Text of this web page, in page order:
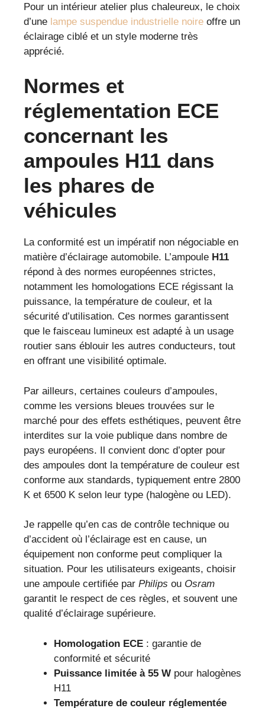
Pour un intérieur atelier plus chaleureux, le choix
d’une lampe suspendue industrielle noire offre un
éclairage ciblé et un style moderne très
apprécié.
Normes et
réglementation ECE
concernant les
ampoules H11 dans
les phares de
véhicules
La conformité est un impératif non négociable en
matière d’éclairage automobile. L’ampoule H11
répond à des normes européennes strictes,
notamment les homologations ECE régissant la
puissance, la température de couleur, et la
sécurité d’utilisation. Ces normes garantissent
que le faisceau lumineux est adapté à un usage
routier sans éblouir les autres conducteurs, tout
en offrant une visibilité optimale.
Par ailleurs, certaines couleurs d’ampoules,
comme les versions bleues trouvées sur le
marché pour des effets esthétiques, peuvent être
interdites sur la voie publique dans nombre de
pays européens. Il convient donc d’opter pour
des ampoules dont la température de couleur est
conforme aux standards, typiquement entre 2800
K et 6500 K selon leur type (halogène ou LED).
Je rappelle qu’en cas de contrôle technique ou
d’accident où l’éclairage est en cause, un
équipement non conforme peut compliquer la
situation. Pour les utilisateurs exigeants, choisir
une ampoule certifiée par Philips ou Osram
garantit le respect de ces règles, et souvent une
qualité d’éclairage supérieure.
Homologation ECE : garantie de
conformité et sécurité
Puissance limitée à 55 W pour halogènes
H11
Température de couleur réglementée